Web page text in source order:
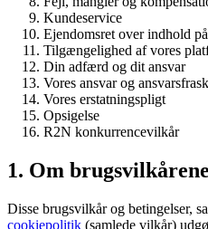
Kundeservice
Ejendomsret over indhold
Tilgængelighed af vores
Din adfærd og dit ansvar
Vores ansvar og
Vores erstatningspligt
Opsigelse
R2N konkurrencevilkår
1. Om
Disse brugsvilkår og betingelser,
cookiepolitik (samlede vilkår)